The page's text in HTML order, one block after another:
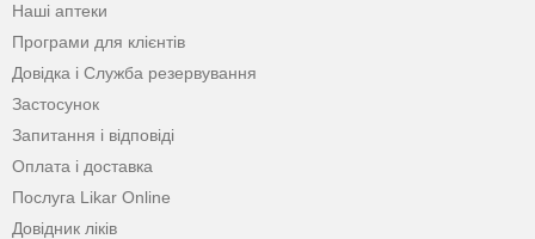
Наші аптеки
Програми для клієнтів
Довідка і Служба резервування
Застосунок
Запитання і відповіді
Оплата і доставка
Послуга Likar Online
Довідник ліків